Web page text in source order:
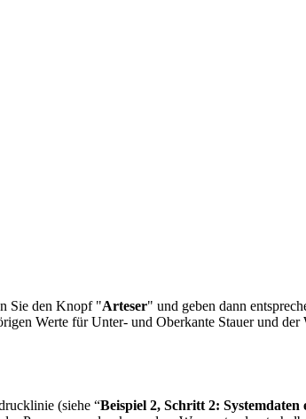
Sie den Knopf "Arteser" und geben dann
Werte für Unter- und Oberkante Stauer und der
(siehe “Beispiel 2, Schritt 2: Systemdaten